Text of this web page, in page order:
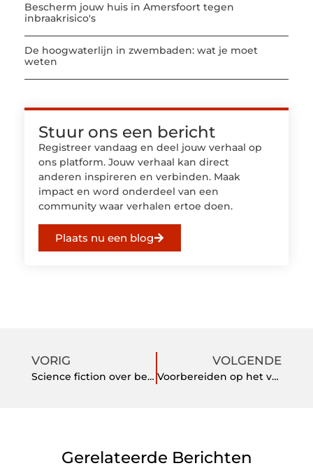
Bescherm jouw huis in Amersfoort tegen
inbraakrisico's
De hoogwaterlijn in zwembaden: wat je moet
weten
Stuur ons een bericht
Registreer vandaag en deel jouw verhaal op
ons platform. Jouw verhaal kan direct
anderen inspireren en verbinden. Maak
impact en word onderdeel van een
community waar verhalen ertoe doen.
Plaats nu een blog
VORIG
Science fiction over bestaande producten
VOLGENDE
Voorbereiden op het verven van leer
Gerelateerde Berichten